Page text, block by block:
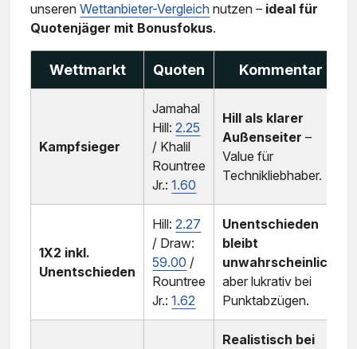
unserenWettanbieter-Vergleich nutzen – ideal für
Quotenjäger mit Bonusfokus.
Wettmarkt Quoten Kommentar
Kampfsieger
Jamahal
Hill:2.25
/ Khalil
Rountree
Jr.:1.60
Hill als klarer
Außenseiter –
Value für
Technikliebhaber.
1X2 inkl.
Unentschieden
Hill:2.27
/ Draw:
59.00 /
Rountree
Jr.:1.62
Unentschieden
bleibt
unwahrscheinlich
aber lukrativ bei
Punktabzügen.
Realistisch bei